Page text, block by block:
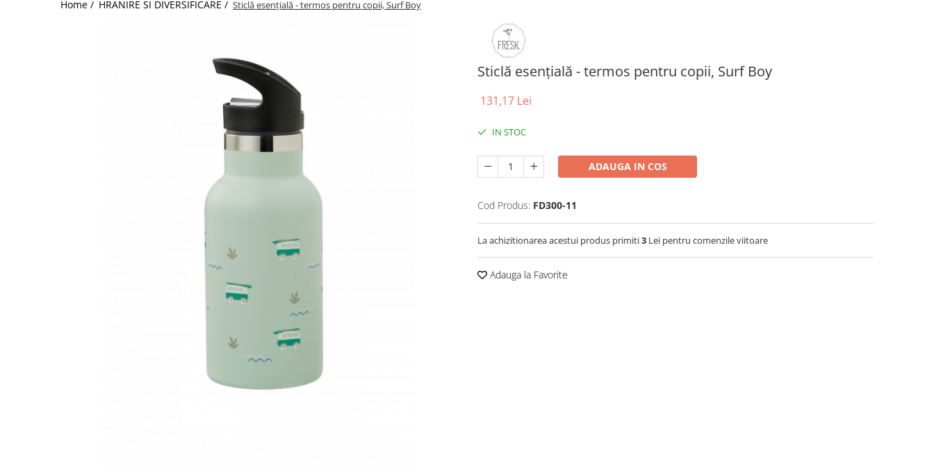
Jucarii de Sortare
Home / HRANIRE SI DIVERSIFICARE / Sticlă esențială - termos pentru copii, Surf Boy
Sticlă esențială - termos pentru copii, Surf Boy
131,17 Lei
IN STOC
ADAUGA IN COS
Cod Produs: FD300-11
La achizitionarea acestui produs primiti3 Lei pentru comenzile viitoare
Adauga la Favorite